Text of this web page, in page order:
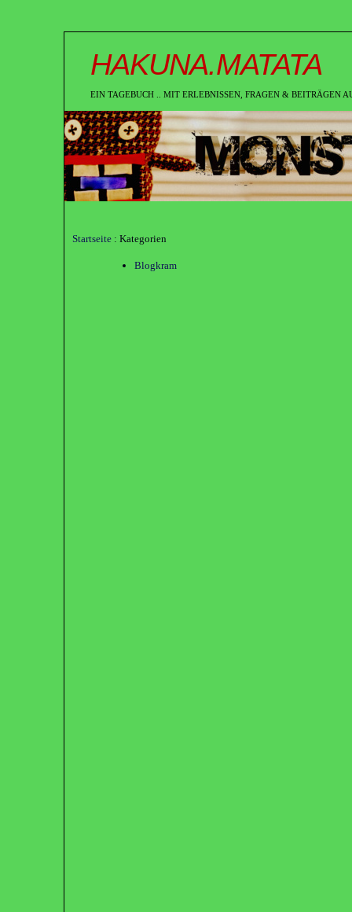
HAKUNA.MATATA
EIN TAGEBUCH .. MIT ERLEBNISSEN, FRAGEN & BEITRÄGEN
Startseite : Kategorien
Blogkram